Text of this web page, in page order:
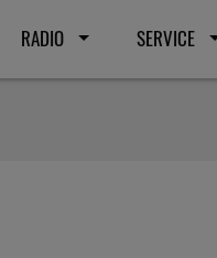
RADIO SERVICE